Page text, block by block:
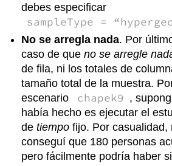
debes especificar
sampleType =
No se arregla nada. Por
caso de queno se arregle
de fila, ni los totales de
tamaño total de la muestra.
escenario
chapek9 ,
había hecho es ejecutar el
detiempo fijo. Por casualidad,
conseguí que 180 personas
pero fácilmente podría haber